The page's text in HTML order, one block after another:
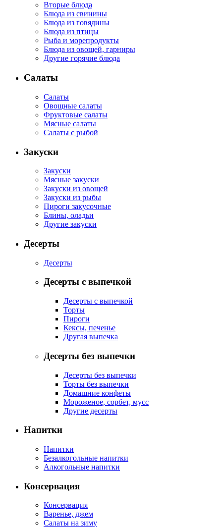
Вторые блюда
Блюда из свинины
Блюда из говядины
Блюда из птицы
Рыба и морепродукты
Блюда из овощей, гарниры
Другие горячие блюда
Салаты
Салаты
Овощные салаты
Фруктовые салаты
Мясные салаты
Салаты с рыбой
Закуски
Закуски
Мясные закуски
Закуски из овощей
Закуски из рыбы
Пироги закусочные
Блины, оладьи
Другие закуски
Десерты
Десерты
Десерты с выпечкой
Десерты с выпечкой
Торты
Пироги
Кексы, печенье
Другая выпечка
Десерты без выпечки
Десерты без выпечки
Торты без выпечки
Домашние конфеты
Мороженое, сорбет, мусс
Другие десерты
Напитки
Напитки
Безалкогольные напитки
Алкогольные напитки
Консервация
Консервация
Варенье, джем
Салаты на зиму